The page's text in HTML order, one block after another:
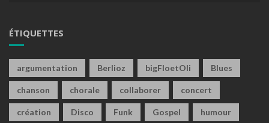
ÉTIQUETTES
argumentation Berlioz bigFloetOli Blues
chanson chorale collaborer concert
création Disco Funk Gospel humour